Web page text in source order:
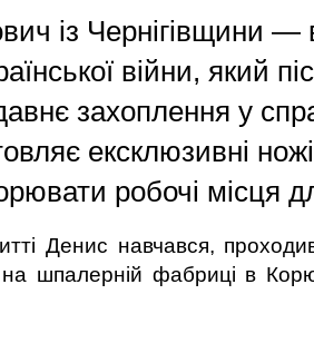
із Чернігівщини —
війни, який
захоплення у
ексклюзивні
робочі місця
Денис навчався,
шпалерній фабриці в